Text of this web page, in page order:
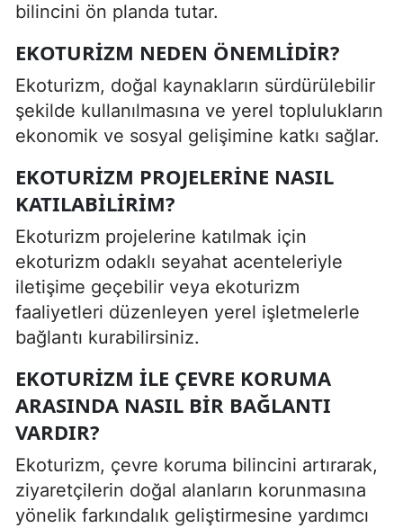
bilincini ön planda tutar.
EKOTURIZM NEDEN ÖNEMLIDIR?
Ekoturizm, doğal kaynakların sürdürülebilir
şekilde kullanılmasına ve yerel toplulukların
ekonomik ve sosyal gelişimine katkı sağlar.
EKOTURIZM PROJELERINE NASIL
KATILABILIRIM?
Ekoturizm projelerine katılmak için
ekoturizm odaklı seyahat acenteleriyle
iletişime geçebilir veya ekoturizm
faaliyetleri düzenleyen yerel işletmelerle
bağlantı kurabilirsiniz.
EKOTURIZM ILE ÇEVRE KORUMA
ARASINDA NASIL BIR BAĞLANTI
VARDIR?
Ekoturizm, çevre koruma bilincini artırarak,
ziyaretçilerin doğal alanların korunmasına
yönelik farkındalık geliştirmesine yardımcı